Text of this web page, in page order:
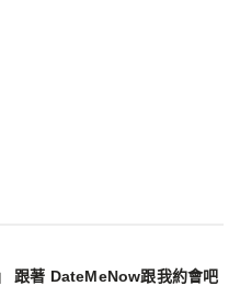
跟著 DateMeNow跟我約會吧